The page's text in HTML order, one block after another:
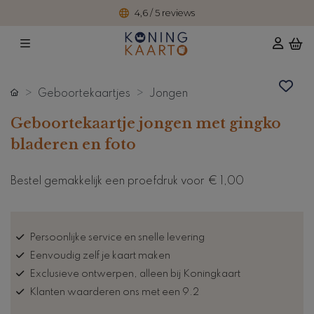
4,6 / 5 reviews
Geboortekaartjes Jongen
Geboortekaartje jongen met gingko
bladeren en foto
Bestel gemakkelijk een proefdruk voor € 1,00
Persoonlijke service en snelle levering
Eenvoudig zelf je kaart maken
Exclusieve ontwerpen, alleen bij Koningkaart
Klanten waarderen ons met een 9.2